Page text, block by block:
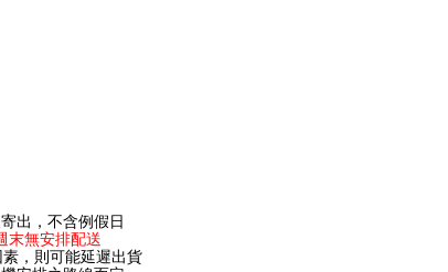
出，不含例假日
末無安排配送
，則可能延遲出貨